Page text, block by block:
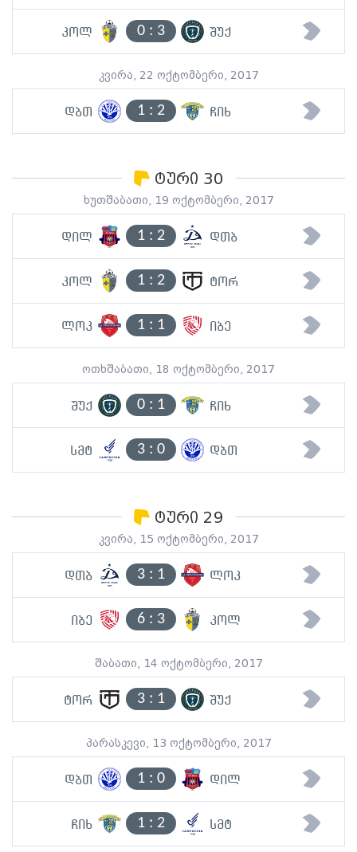
კოლ 0: 3 შუქ
კვირა, 22 ოქტომბერი, 2017
დბთ 1: 2 ჩიხ
ტური 30
ხუთშაბათი, 19 ოქტომბერი, 2017
დილ 1: 2 დთბ
კოლ 1: 2 ტორ
ლოკ 1: 1 იბე
ოთხშაბათი, 18 ოქტომბერი, 2017
შუქ 0: 1 ჩიხ
სმტ 3: 0 დბთ
ტური 29
კვირა, 15 ოქტომბერი, 2017
დთბ 3: 1 ლოკ
იბე 6: 3 კოლ
შაბათი, 14 ოქტომბერი, 2017
ტორ 3: 1 შუქ
პარასკევი, 13 ოქტომბერი, 2017
დბთ 1: 0 დილ
ჩიხ 1: 2 სმტ